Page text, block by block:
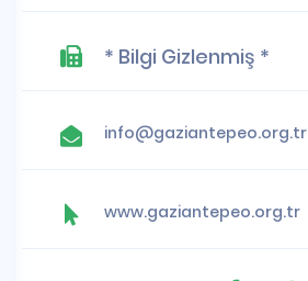
* Bilgi Gizlenmiş *
info@gaziantepeo.org.tr
www.gaziantepeo.org.tr